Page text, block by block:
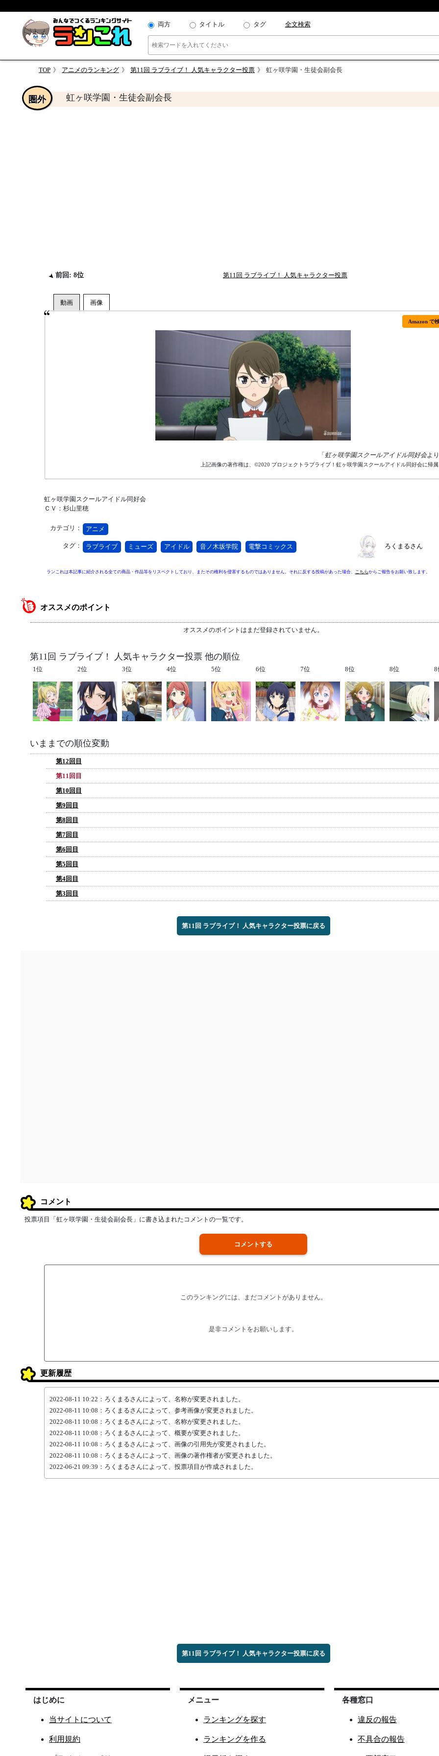
両方 タイトル タグ 全文検索
TOP アニメのランキング 第11回 ラブライブ！ 人気キャラクター投票 虹ヶ咲学園・生徒会副会長
虹ヶ咲学園・生徒会副会長
圏外
前回: 8位 第11回 ラブライブ！ 人気キャラクター投票
Amazon で
「虹ヶ咲学園スクールアイドル同好会よ
上記画像の著作権は、©2020 プロジェクトラブライブ！虹ヶ咲学園スクールアイドル同好会に帰属
虹ヶ咲学園スクールアイドル同好会
ＣＶ：杉山里穂
カテゴリ： アニメ
タグ： ラブライブ ミューズ アイドル 音ノ木坂学院 電撃コミックス ろくまるさん
ランこれは本記事に紹介される全ての商品・作品等をリスペクトしており、またその権利を侵害するものではありません。それに反する投稿があった場合、 こちらからご報告をお願い致します。
オススメのポイント
オススメのポイントはまだ登録されていません。
第11回 ラブライブ！ 人気キャラクター投票 他の順位
1位 2位 3位 4位 5位 6位 7位 8位 8位 8
いままでの順位変動
第12回目
第11回目
第10回目
第9回目
第8回目
第7回目
第6回目
第5回目
第4回目
第3回目
第11回 ラブライブ！ 人気キャラクター投票に戻る
コメント
投票項目「虹ヶ咲学園・生徒会副会長」に書き込まれたコメントの一覧です。
コメントする
このランキングには、まだコメントがありません。
是非コメントをお願いします。
更新履歴
2022-08-11 10:22：ろくまるさんによって、名称が変更されました。
2022-08-11 10:08：ろくまるさんによって、参考画像が変更されました。
2022-08-11 10:08：ろくまるさんによって、名称が変更されました。
2022-08-11 10:08：ろくまるさんによって、概要が変更されました。
2022-08-11 10:08：ろくまるさんによって、画像の引用先が変更されました。
2022-08-11 10:08：ろくまるさんによって、画像の著作権者が変更されました。
2022-06-21 09:39：ろくまるさんによって、投票項目が作成されました。
第11回 ラブライブ！ 人気キャラクター投票に戻る
はじめに
当サイトについて
利用規約
メニュー
ランキングを探す
ランキングを作る
各種窓口
違反の報告
不具合の報告